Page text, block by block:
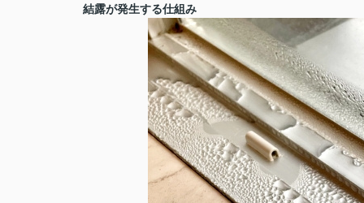
結露が発生する仕組み